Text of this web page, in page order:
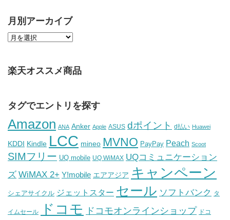
月別アーカイブ
楽天オススメ商品
タグでエントリを探す
Amazon ANA Anker Apple ASUS dポイント d払い Huawei
KDDI Kindle LCC mineo MVNO PayPay Peach Scoot
SIMフリー UQ mobile UQ WiMAX UQコミュニケーション
ズ WiMAX 2+ Y!mobile エアアジア キャンペーン
シェアサイクル ジェットスター セール ソフトバンク タ
イムセール ドコモ ドコモオンラインショップ ドコ